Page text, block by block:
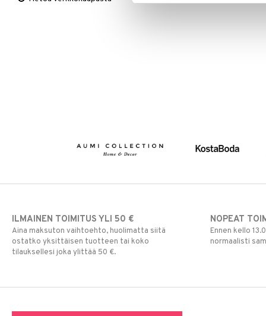
Vaasit
Lakanat & Tyynyliinat
Viltit & Peitteet
Ulkoilmaelämä
ILMAINEN TOIMITUS YLI 50 €
Aina maksuton vaihtoehto, huolimatta siitä
ostatko yksittäisen tuotteen tai koko
tilauksellesi joka ylittää 50 €.
NOPEAT
Ennen kello
normaalisti